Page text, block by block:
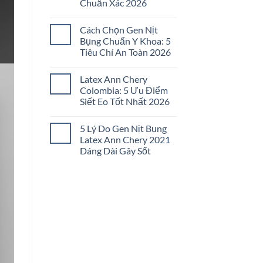
Đai
Không
Đau
Tức:
5
Bí
Lọc
2026
Chuẩn Xác 2026
bình
luận
ở
Cách
Nịt
Bụng
Đúng
Size:
5
Xác
2026
Cách Chọn Gen Nịt
Bụng Chuẩn Y Khoa: 5
Tiêu Chí An Toàn 2026
bình
luận
ở
Cách
Nịt
Bụng
Chuẩn
Y
Khoa:
Latex Ann Chery
Colombia: 5 Ưu Điểm
Siết Eo Tốt Nhất 2026
bình
luận
ở
Latex
5 Lý Do Gen Nịt Bụng
Latex Ann Chery 2021
Dáng Dài Gây Sốt